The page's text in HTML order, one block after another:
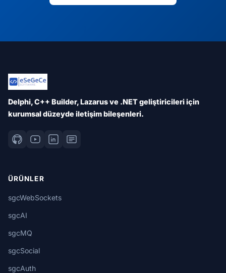
Delphi, C++ Builder, Lazarus ve .NET geliştiricileri için
kurumsal düzeyde iletişim bileşenleri.
ÜRÜNLER
sgcWebSockets
sgcAI
sgcMQ
sgcSocial
sgcAuth